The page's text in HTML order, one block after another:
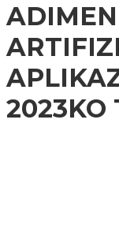
ADIMEN
2023KO